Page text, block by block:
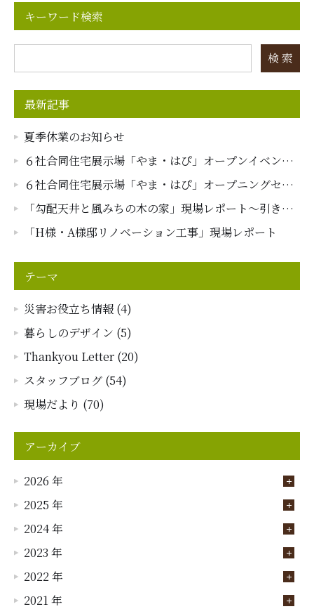
キーワード検索
検 索
最新記事
夏季休業のお知らせ
６社合同住宅展示場「やま・はぴ」オープンイベント
レポート
６社合同住宅展示場「やま・はぴ」オープニングセレ
モニーイベントレポート
「勾配天井と風みちの木の家」現場レポート～引き渡
し～
「H様・A様邸リノベーション工事」現場レポート
テーマ
災害お役立ち情報 (4)
暮らしのデザイン (5)
Thankyou Letter (20)
スタッフブログ (54)
現場だより (70)
アーカイブ
2026 年
2025 年
2024 年
2023 年
2022 年
2021 年